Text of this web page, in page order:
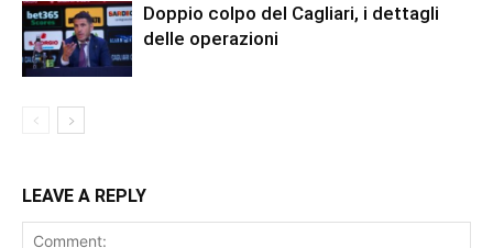
Doppio colpo del Cagliari, i dettagli
delle operazioni
LEAVE A REPLY